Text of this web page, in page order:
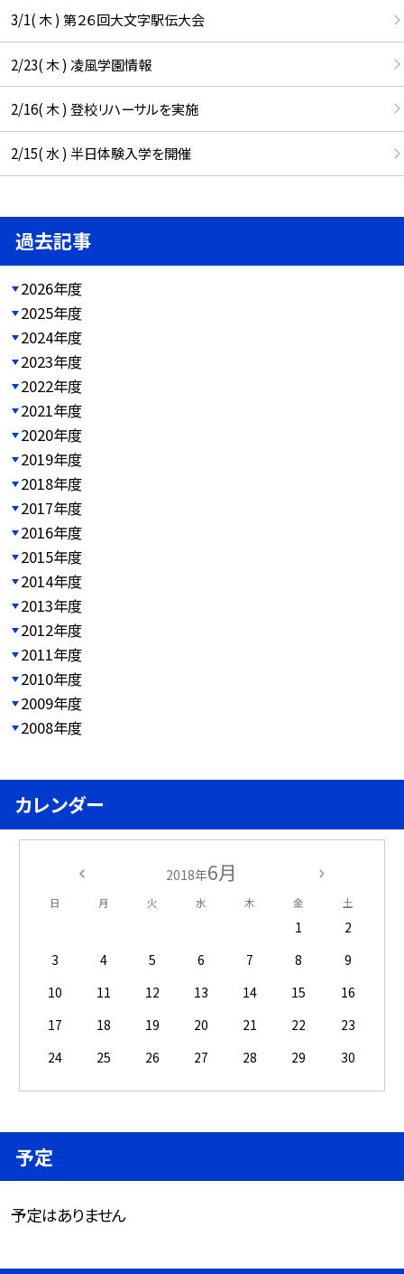
3/1( 木 ) 第２６回大文字駅伝大会
2/23( 木 ) 凌風学園情報
2/16( 木 ) 登校リハーサルを実施
2/15( 水 ) 半日体験入学を開催
過去記事
2026年度
2025年度
2024年度
2023年度
2022年度
2021年度
2020年度
2019年度
2018年度
2017年度
2016年度
2015年度
2014年度
2013年度
2012年度
2011年度
2010年度
2009年度
2008年度
カレンダー
2018年6月
日 月 火 水 木 金 土
1
2
3
4 5 6 7 8
9
10
11 12 13 14 15
16
17
18 19 20 21 22
23
24
25 26 27 28 29 30
予定
予定はありません